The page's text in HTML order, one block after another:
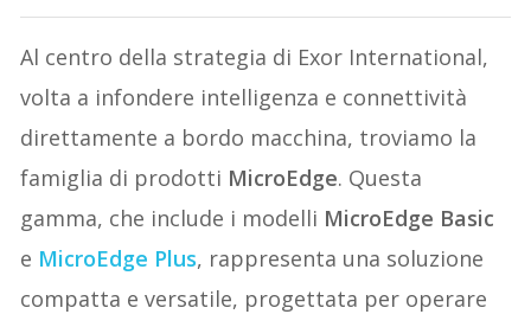
Al centro della strategia di Exor International,
volta a infondere intelligenza e connettività
direttamente a bordo macchina, troviamo la
famiglia di prodotti MicroEdge. Questa
gamma, che include i modelli MicroEdge Basic
e MicroEdge Plus, rappresenta una soluzione
compatta e versatile, progettata per operare